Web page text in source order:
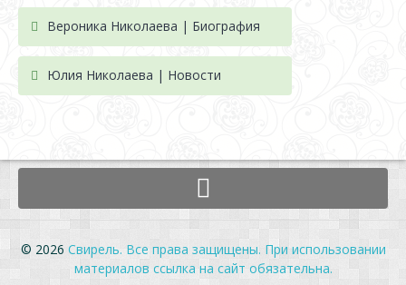
Вероника Николаева | Биография
Юлия Николаева | Новости
© 2026 Свирель. Все права защищены. При использовании
материалов ссылка на сайт обязательна.